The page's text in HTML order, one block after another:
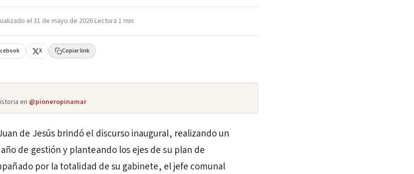
el31 de mayo de 2026·Lectura 1 min
X Copiar link
en @pioneropinamar
de Jesús brindó el discurso inaugural, realizando un
de gestión y planteando los ejes de su plan de
por la totalidad de su gabinete, el jefe comunal